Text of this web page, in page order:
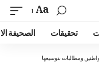
Aa
تحقيقات الصحيفة
ومطالبات بتوسيعها